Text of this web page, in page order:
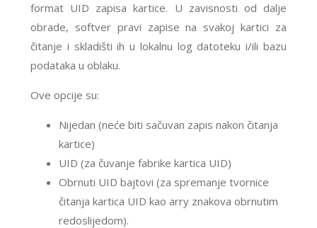
format UID zapisa kartice. U zavisnosti od dalje
obrade, softver pravi zapise na svakoj kartici za
čitanje i skladišti ih u lokalnu log datoteku i/ili bazu
podataka u oblaku.
Ove opcije su:
Nijedan (neće biti sačuvan zapis nakon čitanja
kartice)
UID (za čuvanje fabrike kartica UID)
Obrnuti UID bajtovi (za spremanje tvornice
čitanja kartica UID kao arry znakova obrnutim
redoslijedom).